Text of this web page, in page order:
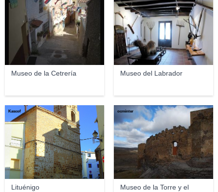
Museo de la Cetrería Museo del Labrador
Lituénigo
Kascof
Museo de la Torre y el
ocminter